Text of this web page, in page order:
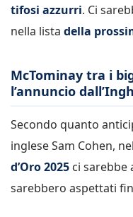
tifosi azzurri. Ci
nella lista della
McTominay tra i
l’annuncio
Secondo quanto
inglese Sam Cohen,
d’Oro 2025 ci sarebbe
sarebbero aspettati